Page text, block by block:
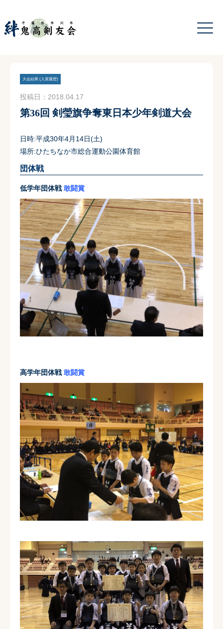
大会結果 (入賞履歴)
投稿日：2018.04.17
第36回 剣瑩旗争奪東日本少年剣道大会
日時:平成30年4月14日(土)
場所:ひたちなか市総合運動公園体育館
団体戦
低学年団体戦 敢闘賞
高学年団体戦 敢闘賞